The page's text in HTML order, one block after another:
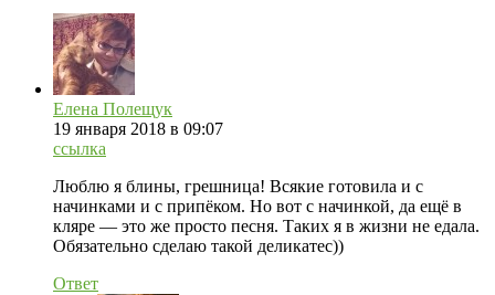
Елена Полещук
19 января 2018 в 09:07
ссылка
Люблю я блины, грешница! Всякие готовила и с
начинками и с припёком. Но вот с начинкой, да ещё в
кляре — это же просто песня. Таких я в жизни не едала.
Обязательно сделаю такой деликатес))
Ответ